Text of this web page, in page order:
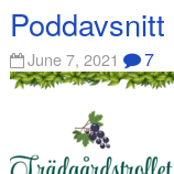
June 7, 2021 7